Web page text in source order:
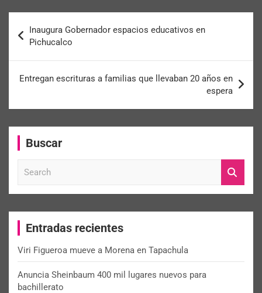
Inaugura Gobernador espacios educativos en
Pichucalco
Entregan escrituras a familias que llevaban 20 años en
espera
Buscar
c
Entradas recientes
Viri Figueroa mueve a Morena en Tapachula
Anuncia Sheinbaum 400 mil lugares nuevos para
bachillerato